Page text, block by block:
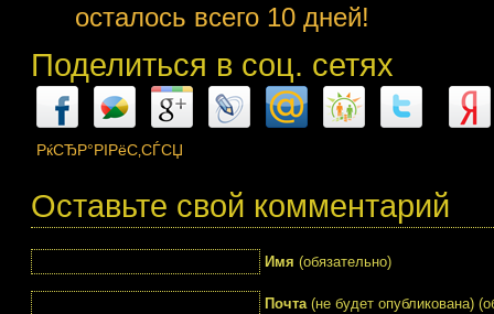
осталось всего 10 дней!
Поделиться в соц. сетях
РќСЂР°РІРёС‚СЃСЏ
Оставьте свой комментарий
Имя (обязательно)
Почта(не будет опубликована)